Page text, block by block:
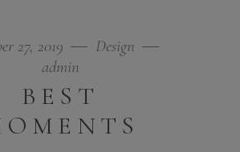
27, 2019
Design
admin
BEST